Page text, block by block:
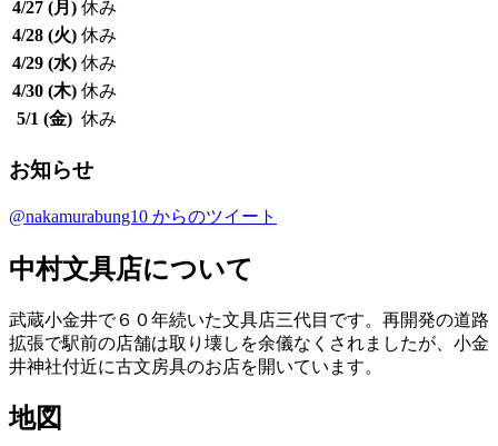
4/27 (月) 休み
4/28 (火) 休み
4/29 (水) 休み
4/30 (木) 休み
5/1 (金) 休み
お知らせ
@nakamurabung10 からのツイート
中村文具店について
武蔵小金井で６０年続いた文具店三代目です。再開発の道路
拡張で駅前の店舗は取り壊しを余儀なくされましたが、小金
井神社付近に古文房具のお店を開いています。
地図